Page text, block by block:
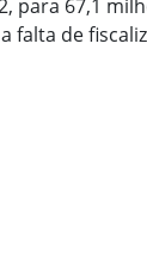
para 67,1
falta de